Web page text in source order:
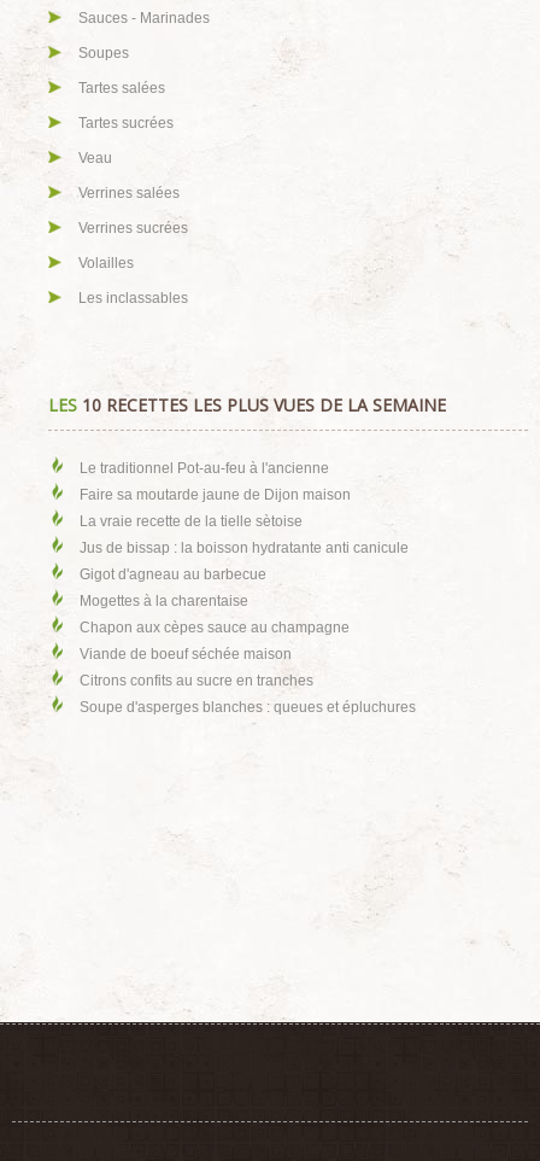
Sauces - Marinades
Soupes
Tartes salées
Tartes sucrées
Veau
Verrines salées
Verrines sucrées
Volailles
Les inclassables
LES 10 RECETTES LES PLUS VUES DE LA SEMAINE
Le traditionnel Pot-au-feu à l'ancienne
Faire sa moutarde jaune de Dijon maison
La vraie recette de la tielle sètoise
Jus de bissap : la boisson hydratante anti canicule
Gigot d'agneau au barbecue
Mogettes à la charentaise
Chapon aux cèpes sauce au champagne
Viande de boeuf séchée maison
Citrons confits au sucre en tranches
Soupe d'asperges blanches : queues et épluchures